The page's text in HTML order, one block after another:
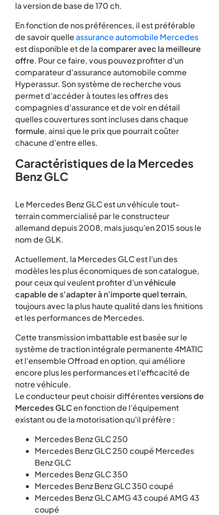
la version de base de 170 ch.
En fonction de nos préférences, il est préférable
de savoir quelleassurance automobile Mercedes
est disponible et de lacomparer avec la meilleure
offre. Pour ce faire, vous pouvez profiter d'un
comparateur d'assurance automobile comme
Hyperassur. Son système de recherche vous
permet d'accéder à toutes les offres des
compagnies d'assurance et de voir en détail
quelles couvertures sont incluses dans chaque
formule, ainsi que le prix que pourrait coûter
chacune d'entre elles.
Caractéristiques de la Mercedes
Benz GLC
Le Mercedes Benz GLC est un véhicule tout-
terrain commercialisé par le constructeur
allemand depuis 2008, mais jusqu'en 2015 sous le
nom de GLK.
Actuellement, la Mercedes GLC est l'un des
modèles les plus économiques de son catalogue,
pour ceux qui veulent profiter d'unvéhicule
capable de s'adapter à n'importe quel terrain,
toujours avec la plus haute qualité dans les finitions
et les performances de Mercedes.
Cette transmission imbattable est basée sur le
système de traction intégrale permanente 4MATIC
et l'ensemble Offroad en option, qui améliore
encore plus les performances et l'efficacité de
notre véhicule.
Le conducteur peut choisir différentesversions de
Mercedes GLCen fonction de l'équipement
existant ou de la motorisation qu'il préfère :
Mercedes Benz GLC 250
Mercedes Benz GLC 250 coupé Mercedes
Benz GLC
Mercedes Benz GLC 350
Mercedes Benz Benz GLC 350 coupé
Mercedes Benz GLC AMG 43 coupé AMG 43
coupé